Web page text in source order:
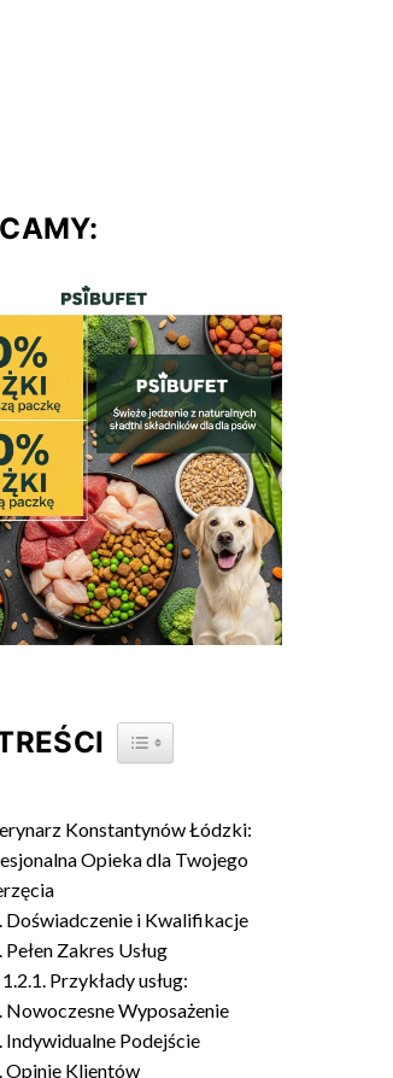
TOGGLE TABLE OF CONTENT
Konstantynów Łódzki:
Opieka dla Twojego
Doświadczenie i Kwalifikacje
Pełen Zakres Usług
Przykłady usług:
Nowoczesne Wyposażenie
Indywidualne Podejście
Opinie Klientów